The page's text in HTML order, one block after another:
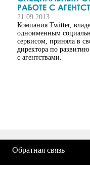
21.09.2013
Компания Twitter,
одноименным
сервисом, приняла в
директора по
с агентствами.
Обратная связь